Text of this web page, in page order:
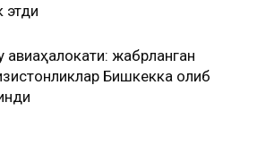
этди
авиаҳалокати: жабрланган
Бишкекка олиб